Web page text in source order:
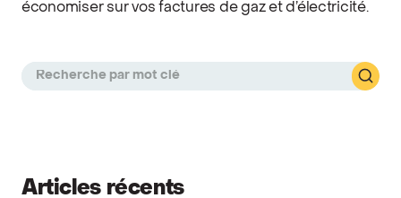
économiser sur vos factures de gaz et d’électricité.
Articles récents